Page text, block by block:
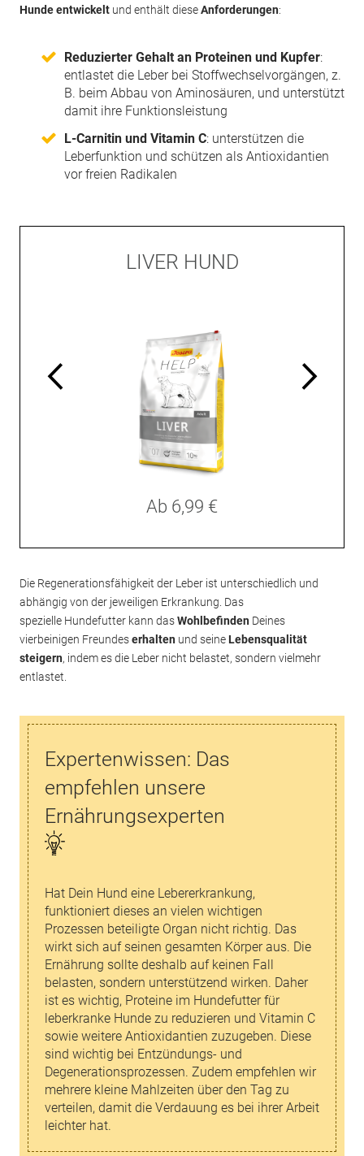
Hunde entwickelt und enthält dieseAnforderungen:
Reduzierter Gehalt an Proteinen und Kupfer:
entlastet die Leber bei Stoffwechselvorgängen, z.
B. beim Abbau von Aminosäuren, und unterstützt
damit ihre Funktionsleistung
L-Carnitin und Vitamin C: unterstützen die
Leberfunktion und schützen als Antioxidantien
vor freien Radikalen
LIVER HUND
Ab 6,99 €
Die Regenerationsfähigkeit der Leber ist unterschiedlich und
abhängig von der jeweiligen Erkrankung. Das
spezielle Hundefutter kann dasWohlbefinden Deines
vierbeinigen Freundeserhalten und seineLebensqualität
steigern, indem es die Leber nicht belastet, sondern vielmehr
entlastet.
Expertenwissen: Das
empfehlen unsere
Ernährungsexperten
Hat Dein Hund eine Lebererkrankung,
funktioniert dieses an vielen wichtigen
Prozessen beteiligte Organ nicht richtig. Das
wirkt sich auf seinen gesamten Körper aus. Die
Ernährung sollte deshalb auf keinen Fall
belasten, sondern unterstützend wirken. Daher
ist es wichtig, Proteine im Hundefutter für
leberkranke Hunde zu reduzieren und Vitamin C
sowie weitere Antioxidantien zuzugeben. Diese
sind wichtig bei Entzündungs- und
Degenerationsprozessen. Zudem empfehlen wir
mehrere kleine Mahlzeiten über den Tag zu
verteilen, damit die Verdauung es bei ihrer Arbeit
leichter hat.